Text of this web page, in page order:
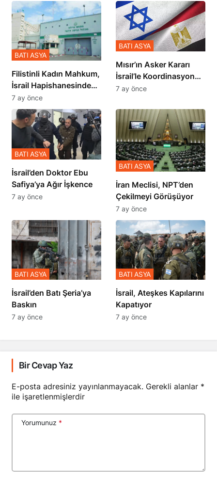
Filistinli Kadın Mahkum,
İsrail Hapishanesindeki
Zulmü Anlattı
BATI ASYA
7 ay önce
Mısır’ın Asker Kararı
İsrail’le Koordinasyon
İçinde Gerçekleşmiş
BATI ASYA
7 ay önce
İsrail’den Doktor Ebu
Safiya’ya Ağır İşkence
BATI ASYA
7 ay önce
İran Meclisi, NPT’den
Çekilmeyi Görüşüyor
BATI ASYA
7 ay önce
​​​​​​​İsrail’den Batı Şeria’ya
Baskın
BATI ASYA
7 ay önce
İsrail, Ateşkes Kapılarını
Kapatıyor
BATI ASYA
7 ay önce
Bir Cevap Yaz
E-posta adresiniz yayınlanmayacak. Gerekli alanlar *
ile işaretlenmişlerdir
Yorumunuz *